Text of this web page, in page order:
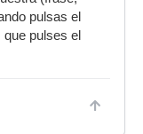
pulsas el
pulses el